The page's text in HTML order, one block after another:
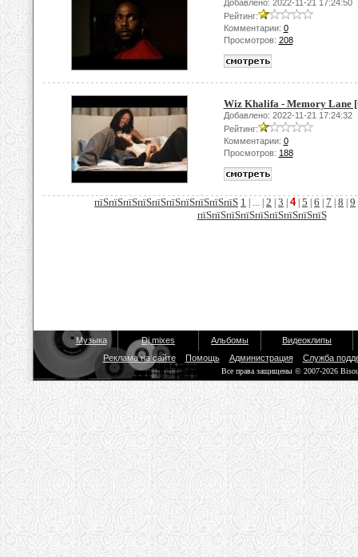
Добавлено: 2022-11-21 17:24:50
Рейтинг:
Комментарии: 0
Просмотров: 208
Wiz Khalifa - Memory Lane
Добавлено: 2022-11-21 17:24:32
Рейтинг:
Комментарии: 0
Просмотров: 188
пїЅпїЅпїЅпїЅпїЅпїЅпїЅпїЅпїЅпїЅ 1 | ... | 2 3 4| 5 6 7 8 9
пїЅпїЅпїЅпїЅпїЅпїЅпїЅпїЅпїЅ
Музыка Dj mixes Альбомы
Видеоклипы
Реклама на сайте
Помощь Администрация Служба
Все права защищены © 2007-2026